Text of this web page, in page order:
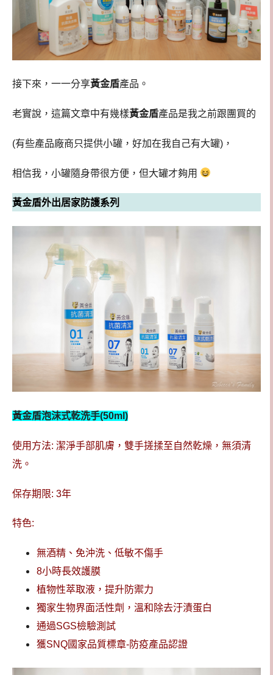
接下來，一一分享黃金盾產品。
老實說，這篇文章中有幾樣黃金盾產品是我之前跟團買的
(有些產品廠商只提供小罐，好加在我自己有大罐)，
相信我，小罐隨身帶很方便，但大罐才夠用
黃金盾外出居家防護系列
黃金盾泡沫式乾洗手(50ml)
使用方法: 潔淨手部肌膚，雙手搓揉至自然乾燥，無須清
洗。
保存期限: 3年
特色:
無酒精、免沖洗、低敏不傷手
8小時長效護膜
植物性萃取液，提升防禦力
獨家生物界面活性劑，溫和除去汙漬蛋白
通過SGS檢驗測試
獲SNQ國家品質標章-防疫產品認證